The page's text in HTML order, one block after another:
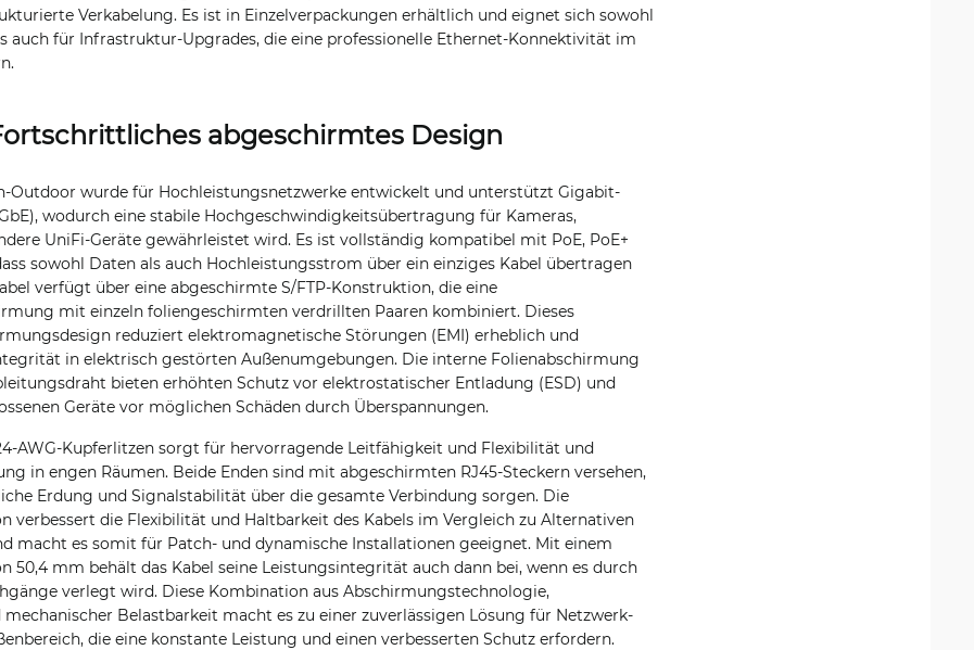
Verkabelung. Es ist in Einzelverpackungen erhältlich und eignet sich sowohl
auch für Infrastruktur-Upgrades, die eine professionelle Ethernet-Konnektivität im
abgeschirmtes Design
Outdoor wurde für Hochleistungsnetzwerke entwickelt und unterstützt Gigabit-
wodurch eine stabile Hochgeschwindigkeitsübertragung für Kameras,
UniFi-Geräte gewährleistet wird. Es ist vollständig kompatibel mit PoE, PoE+
sowohl Daten als auch Hochleistungsstrom über ein einziges Kabel übertragen
verfügt über eine abgeschirmte S/FTP-Konstruktion, die eine
mit einzeln foliengeschirmten verdrillten Paaren kombiniert. Dieses
reduziert elektromagnetische Störungen (EMI) erheblich und
in elektrisch gestörten Außenumgebungen. Die interne Folienabschirmung
bieten erhöhten Schutz vor elektrostatischer Entladung (ESD) und
Geräte vor möglichen Schäden durch Überspannungen.
AWG-Kupferlitzen sorgt für hervorragende Leitfähigkeit und Flexibilität und
in engen Räumen. Beide Enden sind mit abgeschirmten RJ45-Steckern versehen,
Erdung und Signalstabilität über die gesamte Verbindung sorgen. Die
verbessert die Flexibilität und Haltbarkeit des Kabels im Vergleich zu Alternativen
macht es somit für Patch- und dynamische Installationen geeignet. Mit einem
50,4 mm behält das Kabel seine Leistungsintegrität auch dann bei, wenn es durch
verlegt wird. Diese Kombination aus Abschirmungstechnologie,
Belastbarkeit macht es zu einer zuverlässigen Lösung für Netzwerk-
die eine konstante Leistung und einen verbesserten Schutz erfordern.